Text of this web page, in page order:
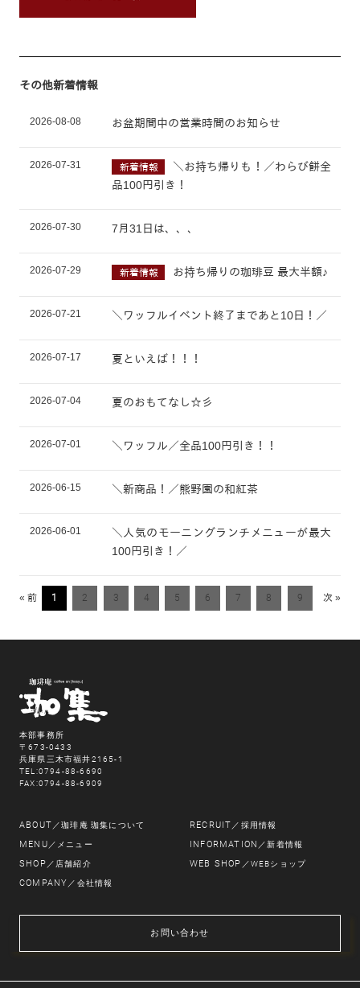
その他新着情報
2026-08-08 お盆期間中の営業時間のお知らせ
2026-07-31 新着情報
＼お持ち帰りも！／わらび餅全
品100円引き！
2026-07-30 7月31日は、、、
2026-07-29 新着情報 お持ち帰りの珈琲豆 最大半額♪
2026-07-21 ＼ワッフルイベント終了まであと10日！／
2026-07-17 夏といえば！！！
2026-07-04 夏のおもてなし☆彡
2026-07-01 ＼ワッフル／全品100円引き！！
2026-06-15 ＼新商品！／熊野園の和紅茶
2026-06-01
＼人気のモーニングランチメニューが最大
100円引き！／
« 前 1 2 3 4 5 6 7 8 9 次 »
本部事務所
〒673-0433
兵庫県三木市福井2165-1
TEL:0794-88-6690
FAX:0794-88-6909
ABOUT ／珈琲庵 珈集について RECRUIT ／採用情報
MENU ／メニュー INFORMATION ／新着情報
SHOP ／店舗紹介 WEB SHOP ／WEBショップ
COMPANY ／会社情報
お問い合わせ